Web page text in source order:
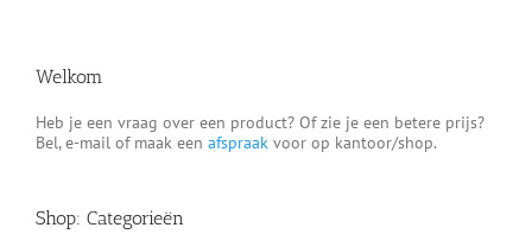
Welkom
Heb je een vraag over een product? Of zie je een betere prijs?
Bel, e-mail of maak een afspraak voor op kantoor/shop.
Shop: Categorieën